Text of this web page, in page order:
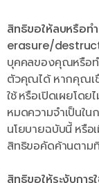
สิทธิขอให้ลบหรือ
erasure/
บุคคลของคุณหรือท
ตัวคุณได้ หากคุณเ
ใช้ หรือเปิดเผยโด
หมดความจำเป็นใน
นโยบายฉบับนี้ หรือ
สิทธิขอคัดค้านตาม
สิทธิขอให้ระงับก